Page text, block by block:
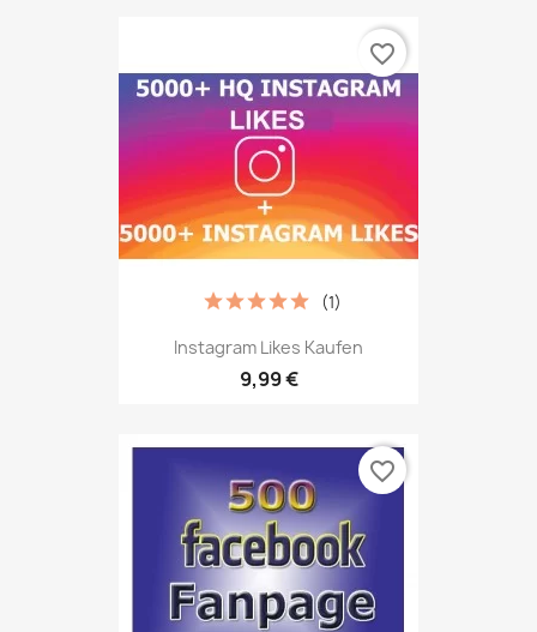
Instagram Likes Kaufen
9,99 €
(1)
favorite_border
favorite_border